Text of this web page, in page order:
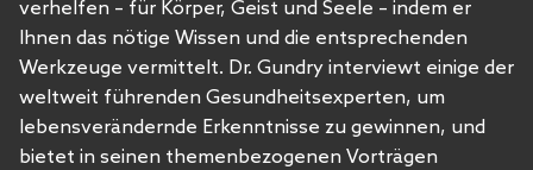
verhelfen – für Körper, Geist und Seele – indem er
Ihnen das nötige Wissen und die entsprechenden
Werkzeuge vermittelt. Dr. Gundry interviewt einige der
weltweit führenden Gesundheitsexperten, um
lebensverändernde Erkenntnisse zu gewinnen, und
bietet in seinen themenbezogenen Vorträgen